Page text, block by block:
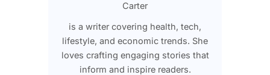
Carter
is a writer covering health, tech,
lifestyle, and economic trends. She
loves crafting engaging stories that
inform and inspire readers.